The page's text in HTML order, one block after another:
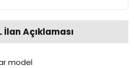
Açıklaması
model